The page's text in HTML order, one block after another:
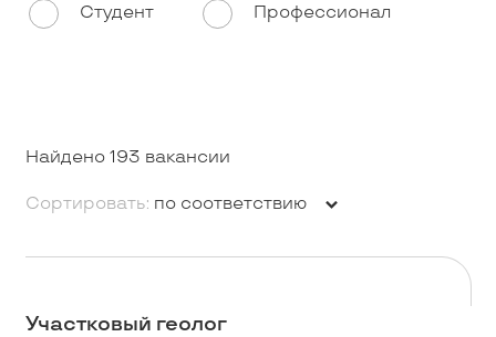
Студент Профессионал
Сортировать: по соответствию
Найдено 193 вакансии
Участковый геолог